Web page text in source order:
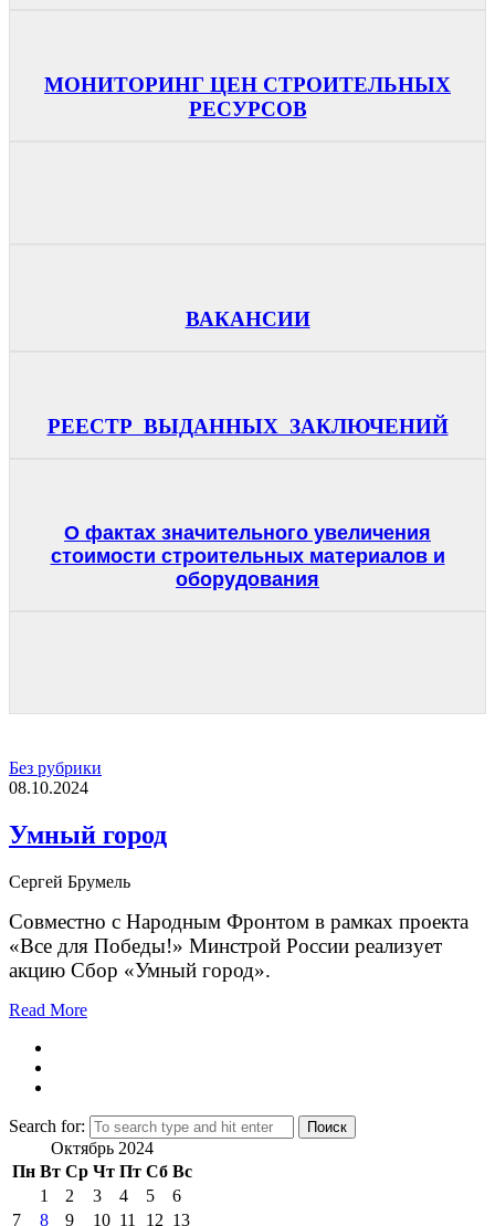
МОНИТОРИНГ ЦЕН СТРОИТЕЛЬНЫХ
РЕСУРСОВ
ВАКАНСИИ
РЕЕСТР ВЫДАННЫХ ЗАКЛЮЧЕНИЙ
О фактах значительного увеличения
стоимости строительных материалов и
оборудования
Без рубрики
08.10.2024
Умный город
Сергей Брумель
Совместно с Народным Фронтом в рамках проекта
«Все для Победы!» Минстрой России реализует
акцию Сбор «Умный город».
Read More
Search for:
Октябрь 2024
Пн Вт Ср Чт Пт Сб Вс
1
2 3 4 5
6
7
8 9 10 11 12 13